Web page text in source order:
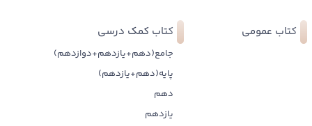
کتاب عمومی کتاب کمک درسی
جامع(دهم+یازدهم+دوازدهم)
پایه(دهم+یازدهم)
دهم
یازدهم